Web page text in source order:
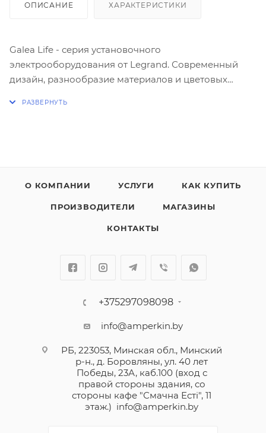
ОПИСАНИЕ ХАРАКТЕРИСТИКИ
Galea Life - серия установочного
электрооборудования от Legrand. Современный
дизайн, разнообразие материалов и цветовых
Многие дизайнеры отмечают, что
хорошо вписываются как в классический интерьер,
так и в современный, оформленный в стиле
выпускаются в 5 цветах, а цветовых вариантов
В изготовлении выключателей и рамок
привычные всем, но и дерево, искусственный
камень и даже кожа.
О КОМПАНИИ УСЛУГИ КАК КУПИТЬ
ПРОИЗВОДИТЕЛИ МАГАЗИНЫ
КОНТАКТЫ
+375297098098
info@amperkin.by
РБ, 223053, Минская обл., Минский
р-н., д. Боровляны, ул. 40 лет
Победы, 23А, каб.100 (вход с
правой стороны здания, со
стороны кафе "Смачна Естi", 11
этаж.) info@amperkin.by